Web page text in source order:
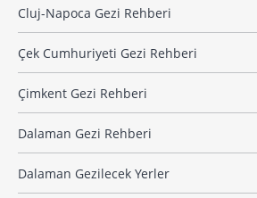
Cluj-Napoca Gezi Rehberi
Çek Cumhuriyeti Gezi Rehberi
Çimkent Gezi Rehberi
Dalaman Gezi Rehberi
Dalaman Gezilecek Yerler